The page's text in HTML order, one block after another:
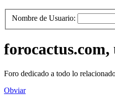
Nombre de Usuario:
forocactus.com,
Foro dedicado a todo lo
Obviar